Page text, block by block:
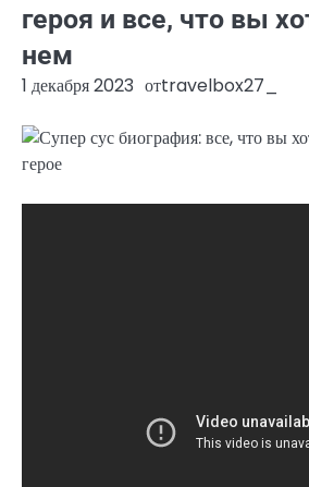
героя и все, что вы
нем
1 декабря 2023 отtravelbox27_